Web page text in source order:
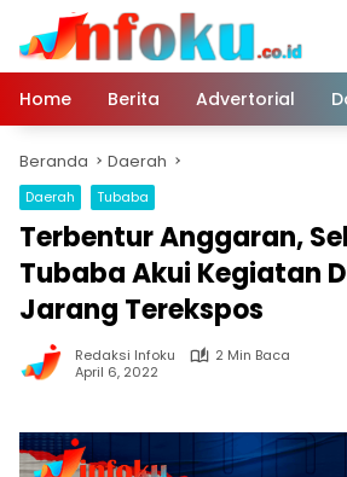
Langsung
konten
Home
Berita Advertorial
Beranda Daerah
Daerah Tubaba
Terbentur Anggaran,
Tubaba Akui Kegiatan
Jarang Terekspos
Redaksi Infoku
2 Min Baca
April 6, 2022